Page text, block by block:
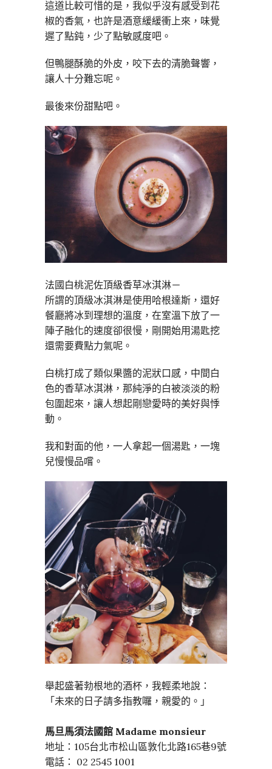
這道比較可惜的是，我似乎沒有感受到花
椒的香氣，也許是酒意緩緩衝上來，味覺
遲了點鈍，少了點敏感度吧。
但鴨腿酥脆的外皮，咬下去的清脆聲響，
讓人十分難忘呢。
最後來份甜點吧。
法國白桃泥佐頂級香草冰淇淋－
所謂的頂級冰淇淋是使用哈根達斯，還好
餐廳將冰到理想的溫度，在室溫下放了一
陣子融化的速度卻很慢，剛開始用湯匙挖
還需要費點力氣呢。
白桃打成了類似果醬的泥狀口感，中間白
色的香草冰淇淋，那純淨的白被淡淡的粉
包圍起來，讓人想起剛戀愛時的美好與悸
動。
我和對面的他，一人拿起一個湯匙，一塊
兒慢慢品嚐。
舉起盛著勃根地的酒杯，我輕柔地說：
「未來的日子請多指教囉，親愛的。」
馬旦馬須法國館 Madame monsieur
地址：105台北市松山區敦化北路165巷9號
電話： 02 2545 1001